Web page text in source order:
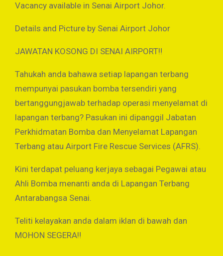
Vacancy available in Senai Airport Johor.
Details and Picture by Senai Airport Johor
JAWATAN KOSONG DI SENAI AIRPORT‼
Tahukah anda bahawa setiap lapangan terbang
mempunyai pasukan bomba tersendiri yang
bertanggungjawab terhadap operasi menyelamat di
lapangan terbang? Pasukan ini dipanggil Jabatan
Perkhidmatan Bomba dan Menyelamat Lapangan
Terbang atau Airport Fire Rescue Services (AFRS).
Kini terdapat peluang kerjaya sebagai Pegawai atau
Ahli Bomba menanti anda di Lapangan Terbang
Antarabangsa Senai.
Teliti kelayakan anda dalam iklan di bawah dan
MOHON SEGERA‼